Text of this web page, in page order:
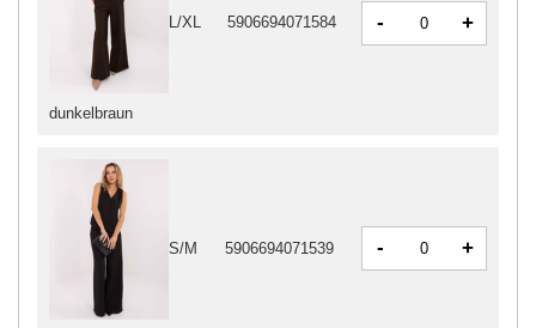
dunkelbraun
L/XL 5906694071584 - +
S/M 5906694071539 - +